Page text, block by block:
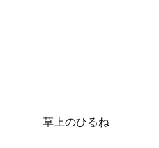
草上のひるね